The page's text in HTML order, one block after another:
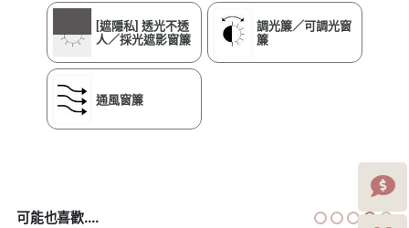
[遮隱私] 透光不透
人／採光遮影窗簾
調光簾／可調光窗
簾
通風窗簾
可能也喜歡....